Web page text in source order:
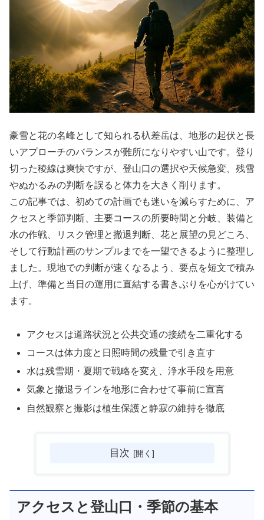
豪雪と花の名峰として知られる杁差岳は、地形の起伏と長
いアプローチのバランスが難所になりやすい山です。登り
切った稜線は爽快ですが、登山口の選択や天候急変、残雪
やぬかるみの判断を誤ると体力を大きく削ります。
この記事では、初めての計画でも迷いを減らすために、ア
クセスと季節判断、主要コースの所要時間と分岐、装備と
水の作戦、リスク管理と撤退判断、花と展望の見どころ、
そして行動計画のサンプルまでを一望できるように整理し
ました。現地での判断が速くなるよう、要点を短文で積み
上げ、準備と当日の運用に直結する書きぶりを心がけてい
ます。
アクセスは道路状況と公共交通の接続を二重化する
コースは体力度と日照時間の残量で引き直す
水は残雪期・夏期で戦略を変え、浄水手段を用意
気象と撤退ラインを地形に合わせて事前に宣言
自然観察と撮影は植生保護と静寂の維持を徹底
目次
アクセスと登山口・季節の基本